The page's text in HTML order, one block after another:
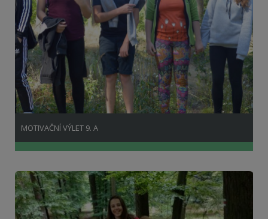
MOTIVAČNÍ VÝLET 9. A